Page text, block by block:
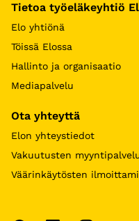
Tietoa työeläkeyhtiö
Elo yhtiönä
Töissä Elossa
Hallinto ja organisaatio
Mediapalvelu
Ota yhteyttä
Elon yhteystiedot
Vakuutusten
Väärinkäytösten